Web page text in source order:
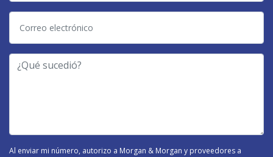
electrónico
¿Qué
Al enviar mi número, autorizo a Morgan & Morgan y proveedores a